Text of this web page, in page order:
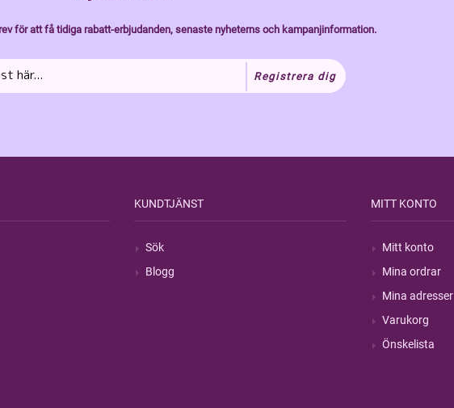
för att få tidiga rabatt-erbjudanden, senaste nyheterns och kampanjinformation.
Registrera dig
KUNDTJÄNST
Sök
Blogg
MITT KONTO
Mitt konto
Mina ordrar
Mina adresser
Varukorg
Önskelista